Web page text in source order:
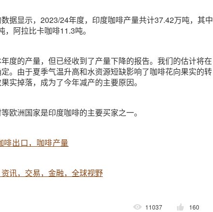
据显示，2023/24年度，印度咖啡产量共计37.42万吨，其中
阿拉比卡咖啡11.3吨。
度的产量，但已经收到了产量下降的报告。我们的估计将在
。由于夏季气温升高和水资源短缺影响了咖啡花向果实的转
实掉落，成为了今年减产的主要原因。
欧洲国家是印度咖啡的主要买家之一。
啡出口，咖啡产量
讯，交易，金融，全球视野
11037 160